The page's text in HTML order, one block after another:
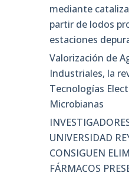
mediante
partir de lodos
estaciones
Valorización de
Industriales, la
Tecnologías
Microbianas
UNIVERSIDAD
CONSIGUEN
FÁRMACOS